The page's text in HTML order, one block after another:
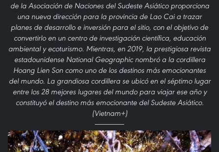
de la Asociación de Naciones del Sudeste Asiático proporciona
una nueva dirección para la provincia de Lao Cai a trazar
planes de desarrollo e inversión para el sitio, con el objetivo de
convertirlo en un centro de investigación científica, educación
ambiental y ecoturismo. Mientras, en 2019, la prestigiosa revista
estadounidense National Geographic nombró a la cordillera
Hoang Lien Son como uno de los destinos más emocionantes
del mundo. La grandiosa cordillera se ubicó en el séptimo lugar
entre los 28 mejores lugares del mundo para viajar ese año y
constituyó el destino más emocionante del Sudeste Asiático.
(Vietnam+)